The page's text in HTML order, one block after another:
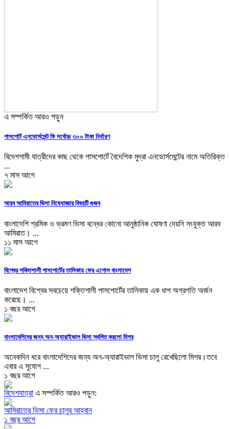
এ সম্পর্কিত আরও পড়ুন
পাসপোর্ট এনডোর্সমেন্ট ফি সর্বোচ্চ ৩০০ টাকা নির্ধারণ
বিদেশগামী যাত্রীদের কাছ থেকে পাসপোর্টে বৈদেশিক মুদ্রা এনডোর্সমেন্টের নামে অতিরিক্ত
...
৭ মাস আগে
আরব আমিরাতের ভিসা নিষেধাজ্ঞার বিষয়টি গুজব
বাংলাদেশি শ্রমিক ও ভ্রমণ ভিসা বন্ধের কোনো আনুষ্ঠানিক ঘোষণা দেয়নি সংযুক্ত আরব
আমিরাত। ...
১১ মাস আগে
বিশ্বের শক্তিশালী পাসপোর্টের তালিকায় ফের এগোল বাংলাদেশ
বাংলাদেশ বিশ্বের সবচেয়ে শক্তিশালী পাসপোর্টের তালিকায় এক ধাপ অগ্রগতি অর্জন
করেছে। ...
১ বছর আগে
বাংলাদেশিদের জন্য অন-অ্যারাইভাল ভিসা স্থগিত করলো মিশর
অনেকদিন ধরে বাংলাদেশিদের জন্য অন-অ্যারাইভাল ভিসা চালু রেখেছিলো মিশর।তবে
এবার এ সুযোগ ...
১ বছর আগে
বিদেশযাত্রা এ সম্পর্কিত আরও পড়ুন:
আমিরাতের ভিসা ফের চালুর আহ্বান
১ বছর আগে